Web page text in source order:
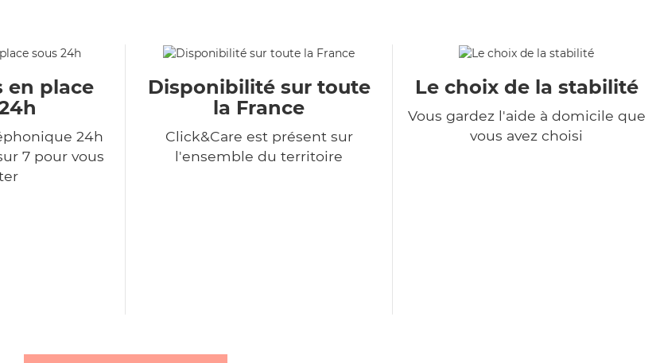
en place
24h
7 pour vous
Disponibilité sur toute
la France
Click&Care est présent sur
l'ensemble du territoire
Le choix de la stabilité
Vous gardez l'aide à domicile que
vous avez choisi